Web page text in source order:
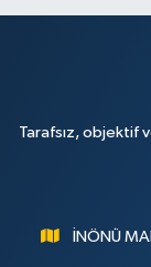
Tarafsız, objektif
İNÖNÜ